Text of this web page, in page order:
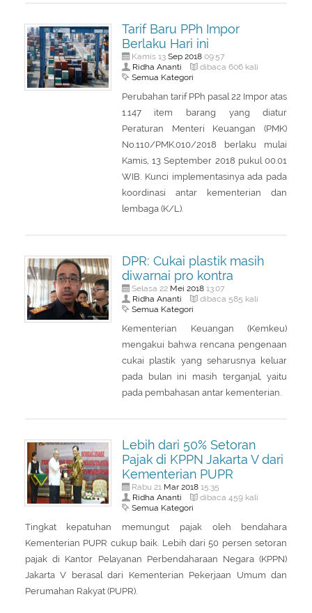
Tarif Baru PPh Impor
Berlaku Hari ini
Kamis 13 Sep 201809:57
Ridha Ananti dibaca 606 kali
Semua Kategori
Perubahan tarif PPh pasal 22 Impor atas
1.147 item barang yang diatur
Peraturan Menteri Keuangan (PMK)
No.110/PMK.010/2018 berlaku mulai
Kamis, 13 September 2018 pukul 00.01
WIB. Kunci implementasinya ada pada
koordinasi antar kementerian dan
lembaga (K/L).
DPR: Cukai plastik masih
diwarnai pro kontra
Selasa 22 Mei 201813:07
Ridha Ananti dibaca 585 kali
Semua Kategori
Kementerian Keuangan (Kemkeu)
mengakui bahwa rencana pengenaan
cukai plastik yang seharusnya keluar
pada bulan ini masih terganjal, yaitu
pada pembahasan antar kementerian.
Lebih dari 50% Setoran
Pajak di KPPN Jakarta V dari
Kementerian PUPR
Rabu 21 Mar 201815:35
Ridha Ananti dibaca 459 kali
Semua Kategori
Tingkat kepatuhan memungut pajak oleh bendahara
Kementerian PUPR cukup baik. Lebih dari 50 persen setoran
pajak di Kantor Pelayanan Perbendaharaan Negara (KPPN)
Jakarta V berasal dari Kementerian Pekerjaan Umum dan
Perumahan Rakyat (PUPR).